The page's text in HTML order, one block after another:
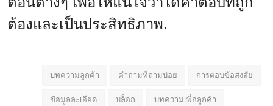
ต้องและเป็นประสิทธิภาพ.
บทความลูกค้า คำถามที่ถามบ่อย การตอบข้อสงสัย
ข้อมูลละเอียด บล็อก บทความเพื่อลูกค้า